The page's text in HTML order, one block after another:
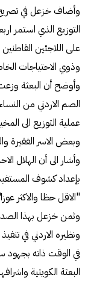
وأضاف خزعل في تصريح
التوزيع الذي استمر
على اللاجئين
وذوي الاحتياجات
وأوضح أن البعثة
الصم الاردني من
عملية التوزيع الى
وبعض الاسر الفقيرة
وأشار الى أن الهلال
بإعداد كشوف
"الاقل حظا والاكثر
وثمن خزعل بهذا الصدد
ونظيره الاردني في
في الوقت ذاته بجهود
البعثة الكويتية